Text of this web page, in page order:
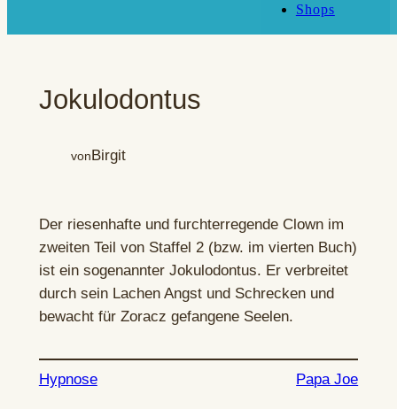
Shops
Jokulodontus
von Birgit
Der riesenhafte und furchterregende Clown im
zweiten Teil von Staffel 2 (bzw. im vierten Buch)
ist ein sogenannter Jokulodontus. Er verbreitet
durch sein Lachen Angst und Schrecken und
bewacht für Zoracz gefangene Seelen.
Hypnose Papa Joe